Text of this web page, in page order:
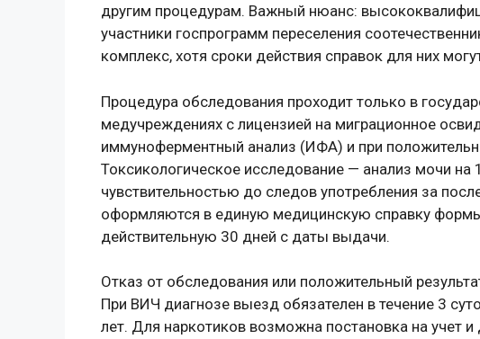
другим процедурам. Важный нюанс:
участники госпрограмм переселения
комплекс, хотя сроки действия справок для них
Процедура обследования проходит только в
медучреждениях с лицензией на миграционное
иммуноферментный анализ (ИФА) и при
Токсикологическое исследование — анализ мочи на
чувствительностью до следов употребления за
оформляются в единую медицинскую справку
действительную 30 дней с даты выдачи.
Отказ от обследования или положительный
При ВИЧ диагнозе выезд обязателен в течение 3
лет. Для наркотиков возможна постановка на учет